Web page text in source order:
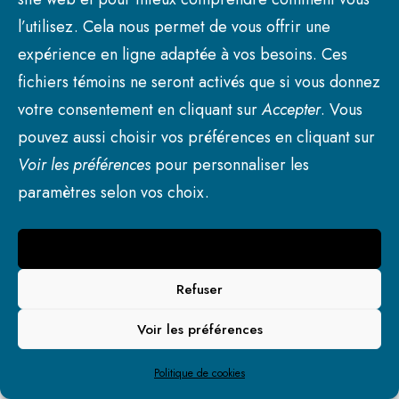
l’utilisez. Cela nous permet de vous offrir une
expérience en ligne adaptée à vos besoins. Ces
fichiers témoins ne seront activés que si vous donnez
votre consentement en cliquant surAccepter. Vous
pouvez aussi choisir vos préférences en cliquant sur
Voir les préférences pour personnaliser les
paramètres selon vos choix.
Refuser
Voir les préférences
Politique de cookies
Portrait
S’établir à Princeville
Publications
Avis publics
Bulletin Le Petit Prince
Communiqués
Procès-verbaux
Services aux citoyens
Liens rapides
Programmes offerts aux familles
Remboursement de frais de non-résidents
© 2026 Ville de Princeville. | Tous droits réservés.